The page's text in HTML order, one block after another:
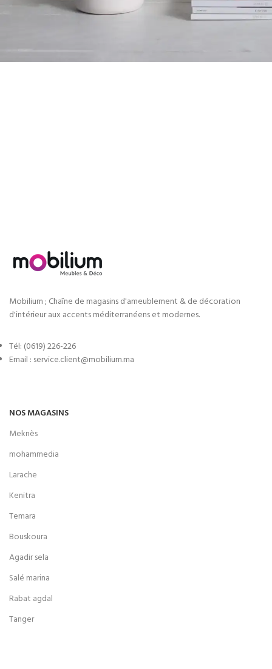
Mobilium ; Chaîne de magasins d'ameublement & de décoration
d'intérieur aux accents méditerranéens et modernes.
Tél: (0619) 226-226
Email : service.client@mobilium.ma
NOS MAGASINS
Meknès
mohammedia
Larache
Kenitra
Temara
Bouskoura
Agadir sela
Salé marina
Rabat agdal
Tanger